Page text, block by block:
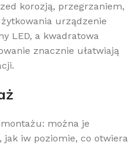
korozją, przegrzaniem,
urządzenie
LED, a kwadratowa
znacznie ułatwiają
można je
jak iw poziomie, co otwiera